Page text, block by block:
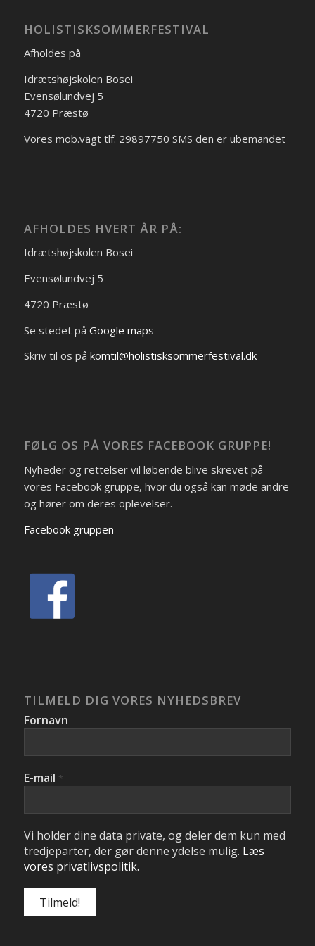
HOLISTISKSOMMERFESTIVAL
Afholdes på
Idrætshøjskolen Bosei
Evensølundvej 5
4720 Præstø
Vores mob.vagt tlf. 29897750 SMS den er ubemandet
AFHOLDES HVERT ÅR PÅ:
Idrætshøjskolen Bosei
Evensølundvej 5
4720 Præstø
Se stedet på Google maps
Skriv til os på komtil@holistisksommerfestival.dk
FØLG OS PÅ VORES FACEBOOK GRUPPE!
Nyheder og rettelser vil løbende blive skrevet på
vores Facebook gruppe, hvor du også kan møde andre
og hører om deres oplevelser.
Facebook gruppen
TILMELD DIG VORES NYHEDSBREV
Fornavn
E-mail *
Vi holder dine data private, og deler dem kun med
tredjeparter, der gør denne ydelse mulig. Læs
vores privatlivspolitik.